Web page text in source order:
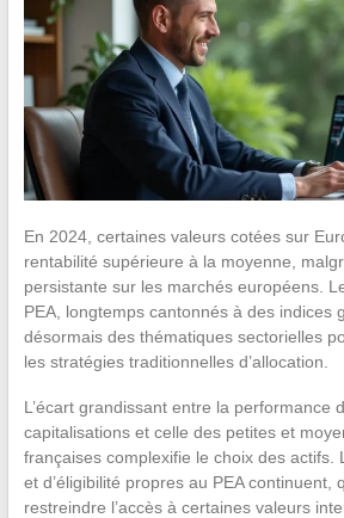
En 2024, certaines valeurs cotées sur
rentabilité supérieure à la moyenne,
persistante sur les marchés européens.
PEA, longtemps cantonnés à des indices
désormais des thématiques sectorielles
les stratégies traditionnelles d’allocation.
L’écart grandissant entre la performance
capitalisations et celle des petites et
françaises complexifie le choix des actifs.
et d’éligibilité propres au PEA continuent,
restreindre l’accès à certaines valeurs